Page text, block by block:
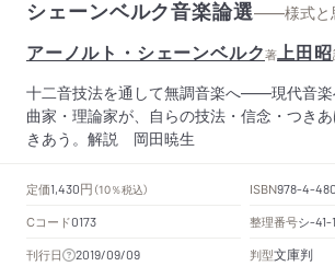
シェーンベルク音楽論選——様式と
アーノルト・シェーンベルク著上田昭
十二音技法を通して無調音楽へ――現代音
曲家・理論家が、自らの技法・信念・つき
きあう。解説 岡田暁生
定価1,430円 （10％税込） ISBN978-4-
Cコード0173 整理番号シ-41-1
刊行日 2019/09/09 判型文庫判